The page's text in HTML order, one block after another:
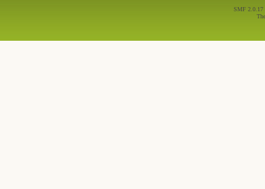
SMF 2.0.17